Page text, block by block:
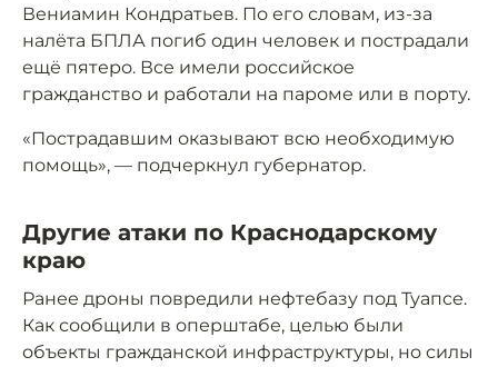
Вениамин Кондратьев. По его словам, из-за
налёта БПЛА погиб один человек и пострадали
ещё пятеро. Все имели российское
гражданство и работали на пароме или в порту.
«Пострадавшим оказывают всю необходимую
помощь», — подчеркнул губернатор.
Другие атаки по Краснодарскому
краю
Ранее дроны повредили нефтебазу под Туапсе.
Как сообщили в оперштабе, целью были
объекты гражданской инфраструктуры, но силы